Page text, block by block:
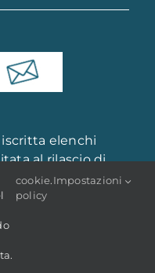
iscritta elenchi
al rilascio di
cookie
policy
.Impostazioni